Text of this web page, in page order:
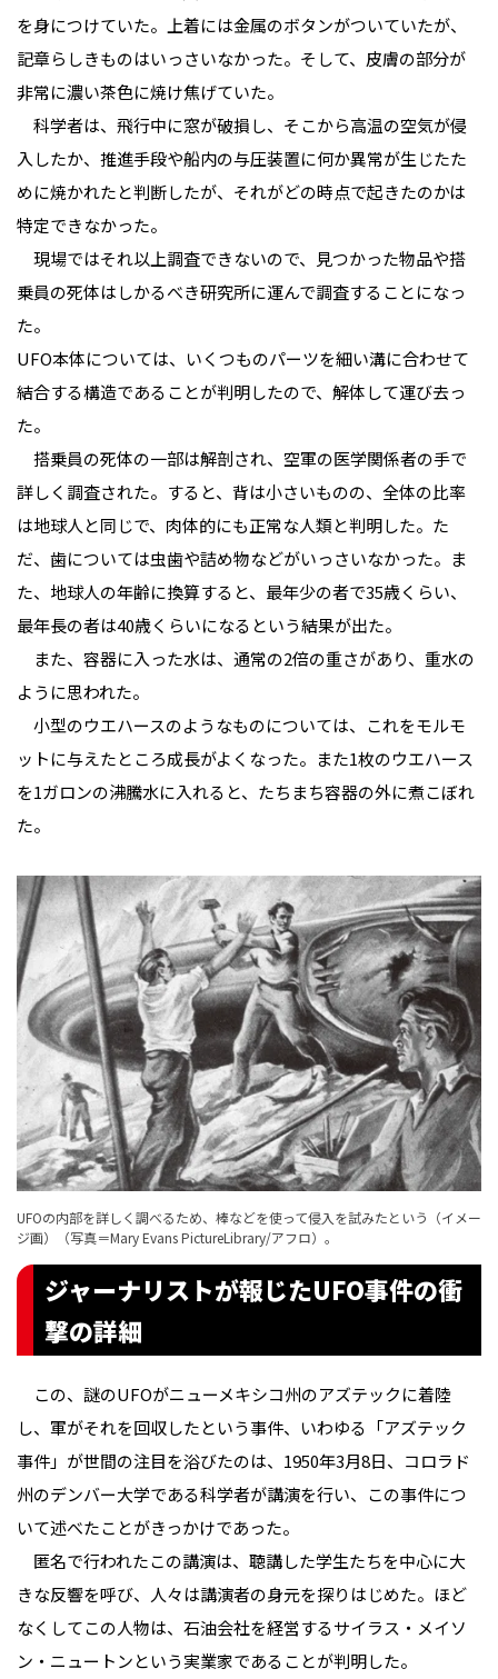
を身につけていた。上着には金属のボタンがついていたが、
記章らしきものはいっさいなかった。そして、皮膚の部分が
非常に濃い茶色に焼け焦げていた。
科学者は、飛行中に窓が破損し、そこから高温の空気が侵
入したか、推進手段や船内の与圧装置に何か異常が生じたた
めに焼かれたと判断したが、それがどの時点で起きたのかは
特定できなかった。
現場ではそれ以上調査できないので、見つかった物品や搭
乗員の死体はしかるべき研究所に運んで調査することになっ
た。
UFO本体については、いくつものパーツを細い溝に合わせて
結合する構造であることが判明したので、解体して運び去っ
た。
搭乗員の死体の一部は解剖され、空軍の医学関係者の手で
詳しく調査された。すると、背は小さいものの、全体の比率
は地球人と同じで、肉体的にも正常な人類と判明した。た
だ、歯については虫歯や詰め物などがいっさいなかった。ま
た、地球人の年齢に換算すると、最年少の者で35歳くらい、
最年長の者は40歳くらいになるという結果が出た。
また、容器に入った水は、通常の2倍の重さがあり、重水の
ように思われた。
小型のウエハースのようなものについては、これをモルモ
ットに与えたところ成長がよくなった。また1枚のウエハース
を1ガロンの沸騰水に入れると、たちまち容器の外に煮こぼれ
た。
UFOの内部を詳しく調べるため、棒などを使って侵入を試みたという（イメー
ジ画）（写真＝Mary Evans PictureLibrary/アフロ）。
ジャーナリストが報じたUFO事件の衝
撃の詳細
この、謎のUFOがニューメキシコ州のアズテックに着陸
し、軍がそれを回収したという事件、いわゆる「アズテック
事件」が世間の注目を浴びたのは、1950年3月8日、コロラド
州のデンバー大学である科学者が講演を行い、この事件につ
いて述べたことがきっかけであった。
匿名で行われたこの講演は、聴講した学生たちを中心に大
きな反響を呼び、人々は講演者の身元を探りはじめた。ほど
なくしてこの人物は、石油会社を経営するサイラス・メイソ
ン・ニュートンという実業家であることが判明した。